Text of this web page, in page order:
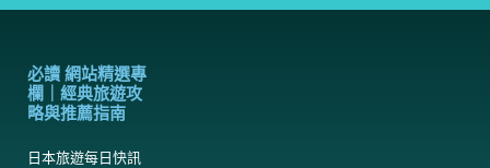
必讀 網站精選專
欄｜經典旅遊攻
略與推薦指南
日本旅遊每日快訊